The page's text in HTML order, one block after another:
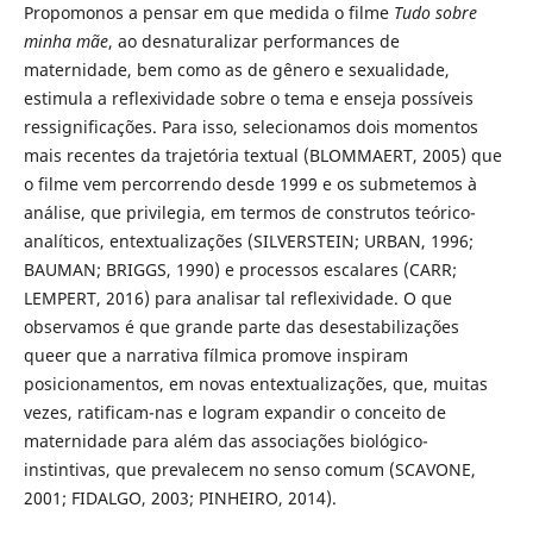
Propomonos a pensar em que medida o filme Tudo sobre
minha mãe, ao desnaturalizar performances de
maternidade, bem como as de gênero e sexualidade,
estimula a reflexividade sobre o tema e enseja possíveis
ressignificações. Para isso, selecionamos dois momentos
mais recentes da trajetória textual (BLOMMAERT, 2005) que
o filme vem percorrendo desde 1999 e os submetemos à
análise, que privilegia, em termos de construtos teórico-
analíticos, entextualizações (SILVERSTEIN; URBAN, 1996;
BAUMAN; BRIGGS, 1990) e processos escalares (CARR;
LEMPERT, 2016) para analisar tal reflexividade. O que
observamos é que grande parte das desestabilizações
queer que a narrativa fílmica promove inspiram
posicionamentos, em novas entextualizações, que, muitas
vezes, ratificam-nas e logram expandir o conceito de
maternidade para além das associações biológico-
instintivas, que prevalecem no senso comum (SCAVONE,
2001; FIDALGO, 2003; PINHEIRO, 2014).